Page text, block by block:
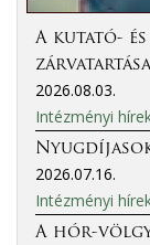
A kutató-
2026.08.03.
Intézményi
2026.07.16.
Intézményi
A hór-